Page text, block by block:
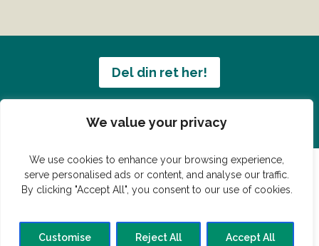
We value your privacy
We use cookies to enhance your browsing experience,
serve personalised ads or content, and analyse our traffic.
By clicking "Accept All", you consent to our use of cookies.
Customise Reject All Accept All
Del din ret her!
Har du en konge ret du vil dele?
© Vildmedmad.dk 2019. God og nem mad!
Forside Gastroshop Madjokes Mad tips
Madblog
Hovedret
Bagværk Forret Buffet Dessert